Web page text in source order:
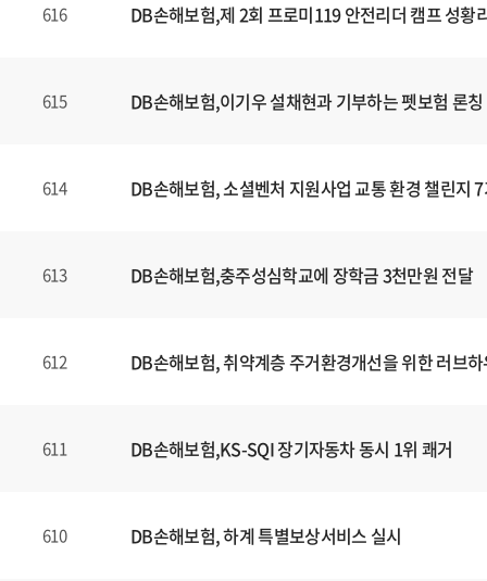
616 DB손해보험,제 2회 프로미119 안전리더 캠프 성황
615 DB손해보험,이기우 설채현과 기부하는 펫보험 론칭
614 DB손해보험, 소셜벤처 지원사업 교통 환경 챌린지
613 DB손해보험,충주성심학교에 장학금 3천만원 전달
612 DB손해보험, 취약계층 주거환경개선을 위한 러브
611 DB손해보험,KS-SQI 장기자동차 동시 1위 쾌거
610 DB손해보험, 하계 특별보상서비스 실시